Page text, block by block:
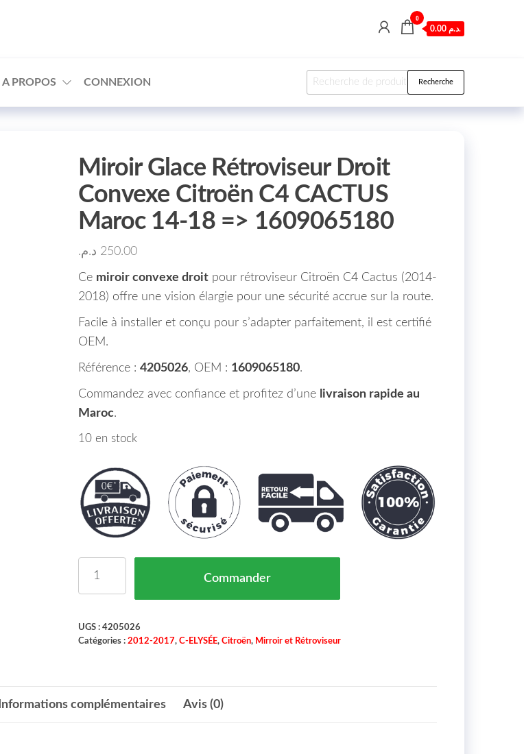
0
0.00 د.م.
A PROPOS CONNEXION Recherche pour : Recherche
Miroir Glace Rétroviseur Droit
Convexe Citroën C4 CACTUS
Maroc 14-18 => 1609065180
250.00 د.م.
Ce miroir convexe droitpour rétroviseur Citroën C4 Cactus (2014-
2018) offre une vision élargie pour une sécurité accrue sur la route.
Facile à installer et conçu pour s’adapter parfaitement, il est certifié
OEM.
Référence : 4205026, OEM : 1609065180.
Commandez avec confiance et profitez d’une livraison rapide au
Maroc.
10 en stock
Commander
UGS : 4205026
Catégories : 2012-2017, C-ELYSÉE, Citroën, Mirroir et Rétroviseur
Informations complémentaires Avis (0)